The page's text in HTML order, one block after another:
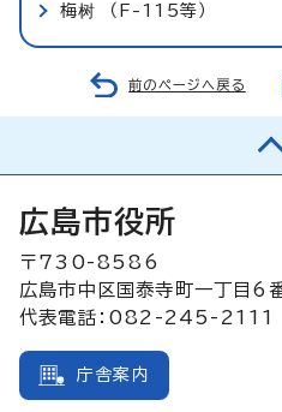
梅树 （F-115等）
前のページへ戻る
広島市役所
〒730-8586
広島市中区国泰寺町一丁目6
代表電話：082-245-2111
庁舎案内